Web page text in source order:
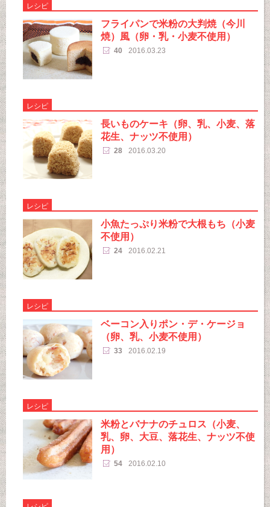
レシピ
フライパンで米粉の大判焼（今川
焼）風（卵・乳・小麦不使用）
40 2016.03.23
レシピ
長いものケーキ（卵、乳、小麦、落
花生、ナッツ不使用）
28 2016.03.20
レシピ
小魚たっぷり米粉で大根もち（小麦
不使用）
24 2016.02.21
レシピ
ベーコン入りポン・デ・ケージョ
（卵、乳、小麦不使用）
33 2016.02.19
レシピ
米粉とバナナのチュロス（小麦、
乳、卵、大豆、落花生、ナッツ不使
用）
54 2016.02.10